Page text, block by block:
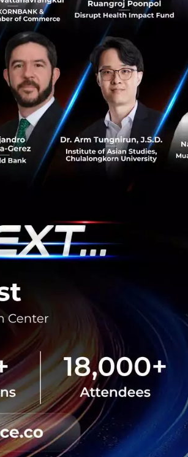
ามารถลุกขึ้นมาเป็นคู่แข่งกับ
ริษัทใหญ่ๆ ทั้งหลายที่ยืนหยัด
หมายเลข 2” หลังจากนั้นพวก
ก็เคยอ้างว่าเป็นผู้
ยังอยู่ดีมีสุข ไม่ได้ล้มหายตาย
าสนใจ แต่ประเด็นคือมันอาจ
เช่น คนธรรมดาๆ สามารถ
วร